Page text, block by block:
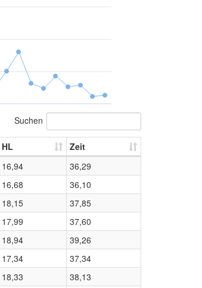
Suchen
HL
Zeit
16,94
36,29
16,68
36,10
18,15
37,85
17,99
37,60
18,94
39,26
17,34
37,34
18,33
38,13